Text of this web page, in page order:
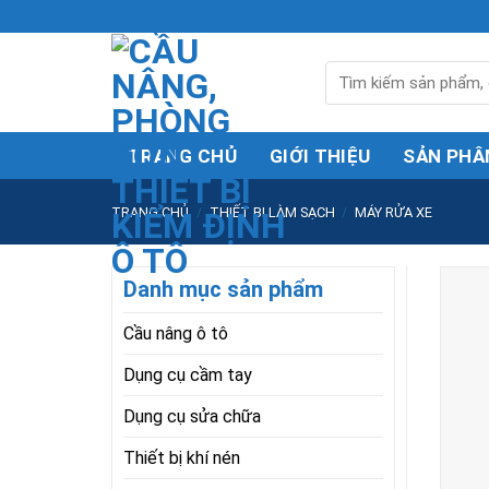
to
kiếm:
TRANG CHỦ GIỚI THIỆU SẢN
TRANG CHỦ / THIẾT BỊ LÀM SẠCH / MÁY RỬA XE
Danh mục sản phẩm
Cầu nâng ô tô
Dụng cụ cầm tay
Dụng cụ sửa chữa
Thiết bị khí nén